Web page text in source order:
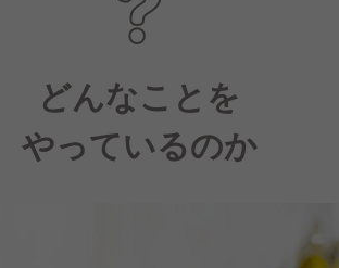
どんなことを
やっているのか